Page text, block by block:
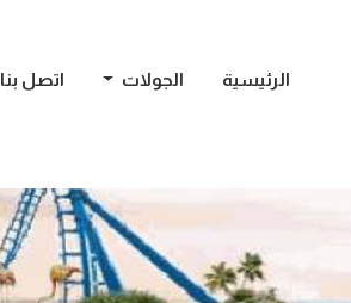
الرئيسية الجولات اتصل بنا